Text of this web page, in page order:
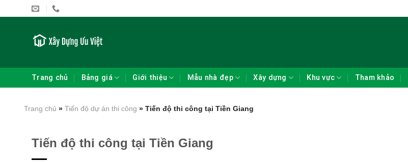
to
Trang chủ Bảng giá Giới thiệu Mẫu nhà đẹp Xây dựng Khu vực Tham khảo
Trang chủ » Tiến độ dự án thi công » Tiến độ thi công tại Tiền Giang
Tiến độ thi công tại Tiền Giang